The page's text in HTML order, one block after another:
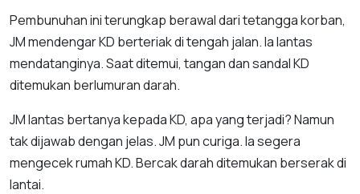
Pembunuhan ini terungkap berawal dari tetangga korban,
JM mendengar KD berteriak di tengah jalan. Ia lantas
mendatanginya. Saat ditemui, tangan dan sandal KD
ditemukan berlumuran darah.
JM lantas bertanya kepada KD, apa yang terjadi? Namun
tak dijawab dengan jelas. JM pun curiga. Ia segera
mengecek rumah KD. Bercak darah ditemukan berserak di
lantai.